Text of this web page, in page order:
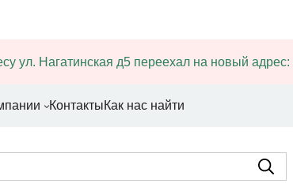
ул. Нагатинская д5 переехал на новый адрес:
КонтактыКак нас найти